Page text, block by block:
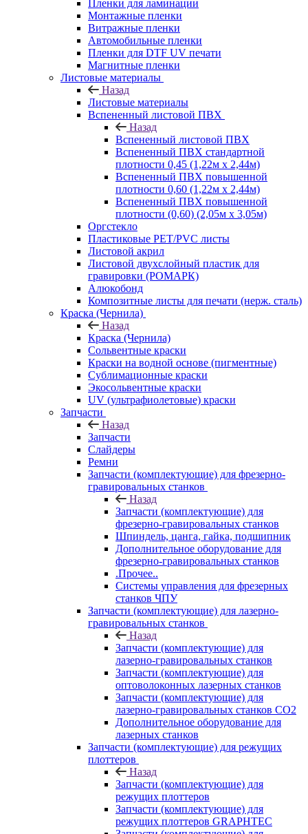
Пленки для ламинации
Монтажные пленки
Витражные пленки
Автомобильные пленки
Пленки для DTF UV печати
Магнитные пленки
Листовые материалы
Назад
Листовые материалы
Вспененный листовой ПВХ
Назад
Вспененный листовой ПВХ
Вспененный ПВХ стандартной
плотности 0,45 (1,22м х 2,44м)
Вспененный ПВХ повышенной
плотности 0,60 (1,22м х 2,44м)
Вспененный ПВХ повышенной
плотности (0,60) (2,05м х 3,05м)
Оргстекло
Пластиковые PET/PVC листы
Листовой акрил
Листовой двухслойный пластик для
гравировки (РОМАРК)
Алюкобонд
Композитные листы для печати (нерж. сталь)
Краска (Чернила)
Назад
Краска (Чернила)
Сольвентные краски
Краски на водной основе (пигментные)
Сублимационные краски
Экосольвентные краски
UV (ультрафиолетовые) краски
Запчасти
Назад
Запчасти
Слайдеры
Ремни
Запчасти (комплектующие) для фрезерно-
гравировальных станков
Назад
Запчасти (комплектующие) для
фрезерно-гравировальных станков
Шпиндель, цанга, гайка, подшипник
Дополнительное оборудование для
фрезерно-гравировальных станков
.Прочее..
Системы управления для фрезерных
станков ЧПУ
Запчасти (комплектующие) для лазерно-
гравировальных станков
Назад
Запчасти (комплектующие) для
лазерно-гравировальных станков
Запчасти (комплектующие) для
оптоволоконных лазерных станков
Запчасти (комплектующие) для
лазерно-гравировальных станков CO2
Дополнительное оборудование для
лазерных станков
Запчасти (комплектующие) для режущих
плоттеров
Назад
Запчасти (комплектующие) для
режущих плоттеров
Запчасти (комплектующие) для
режущих плоттеров GRAPHTEC